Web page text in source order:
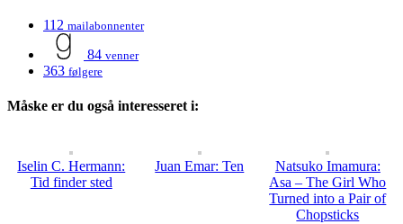
112 mailabonnenter
84 venner
363 følgere
Måske er du også interesseret i:
Iselin C. Hermann:
Tid finder sted
Juan Emar: Ten
Natsuko Imamura:
Asa – The Girl Who
Turned into a Pair of
Chopsticks